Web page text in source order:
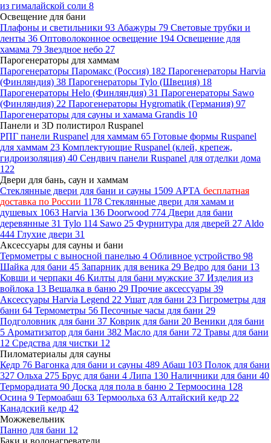
из гималайской соли 8
Освещение для бани
Плафоны и светильники 93 Абажуры 79 Световые трубки и
ленты 36 Оптоволоконное освещение 194 Освещение для
хамама 79 Звездное небо 27
Парогенераторы для хаммам
Парогенераторы Паромакс (Россия) 182 Парогенераторы Harvia
(Финляндия) 38 Парогенераторы Tylo (Швеция) 18
Парогенераторы Helo (Финляндия) 31 Парогенераторы Sawo
(Финляндия) 22 Парогенераторы Hygromatik (Германия) 97
Парогенераторы для сауны и хамама Grandis 10
Панели и 3D полистирол Ruspanel
РПГ панели Ruspanel для хаммам 65 Готовые формы Ruspanel
для хаммам 23 Комплектующие Ruspanel (клей, крепеж,
гидроизоляция) 40 Сендвич панели Ruspanel для отделки дома
122
Двери для бань, саун и хаммам
Стеклянные двери для бани и сауны 1509 АРТА бесплатная
доставка по России 1178 Стеклянные двери для хамам и
душевых 1063 Harvia 136 Doorwood 774 Двери для бани
деревянные 31 Tylo 114 Sawo 25 Фурнитура для дверей 27 Aldo
444 Глухие двери 31
Аксессуары для сауны и бани
Термометры с выносной панелью 4 Обливное устройство 98
Шайка для бани 45 Запарник для веника 29 Ведро для бани 13
Ковши и черпаки 46 Килты для бани мужские 37 Изделия из
войлока 13 Вешалка в баню 29 Прочие аксессуары 39
Аксессуары Harvia Legend 22 Ушат для бани 23 Гигрометры для
бани 64 Термометры 56 Песочные часы для бани 29
Подголовник для бани 37 Коврик для бани 20 Веники для бани
5 Ароматизатор для бани 382 Масло для бани 72 Травы для бани
12 Средства для чистки 12
Пиломатериалы для сауны
Кедр 76 Вагонка для бани и сауны 489 Абаш 103 Полок для бани
327 Ольха 275 Брус для бани 4 Липа 130 Наличники для бани 40
Терморадиата 90 Доска для пола в баню 2 Термоосина 128
Осина 9 Термоабаш 63 Термоольха 63 Алтайский кедр 22
Канадский кедр 42
Можжевельник
Панно для бани 12
Баки и водонагреватели